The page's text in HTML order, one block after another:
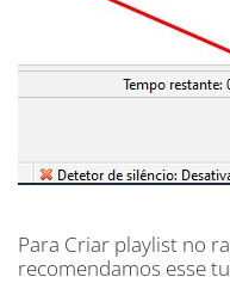
Para Criar playlist no
recomendamos esse